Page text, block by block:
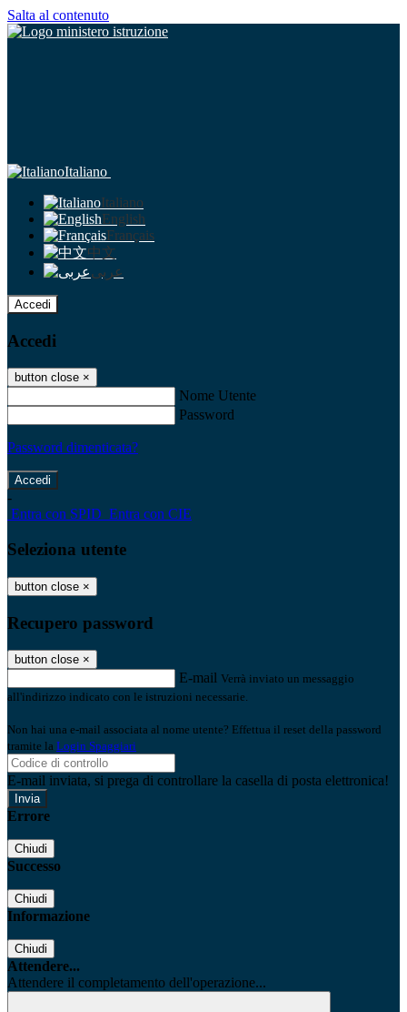
Salta al contenuto
Italiano
Italiano
English
Français
中文
عربى
Accedi
Accedi
button close ×
Nome Utente
Password
Password dimenticata?
-
Entra con SPID Entra con CIE
Seleziona utente
button close ×
Recupero password
button close ×
E-mail Verrà inviato un messaggio
all'indirizzo indicato con le istruzioni necessarie.
Non hai una e-mail associata al nome utente? Effettua il reset della password
tramite la Login Spaggiari
E-mail inviata, si prega di controllare la casella di posta elettronica!
Errore
Chiudi
Successo
Chiudi
Informazione
Chiudi
Attendere...
Attendere il completamento dell'operazione...